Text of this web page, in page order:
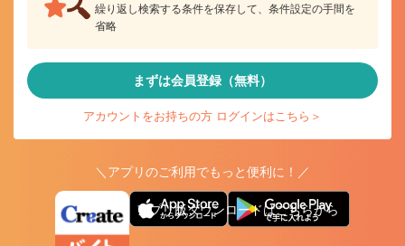
繰り返し検索する条件を保存して、条件設定の手間を
省略
まずは会員登録（無料）
アカウントをお持ちの方 ログインはこちら＞
＼アプリのご利用でもっと便利に！／
アプリ版ダウンロードはこちらから